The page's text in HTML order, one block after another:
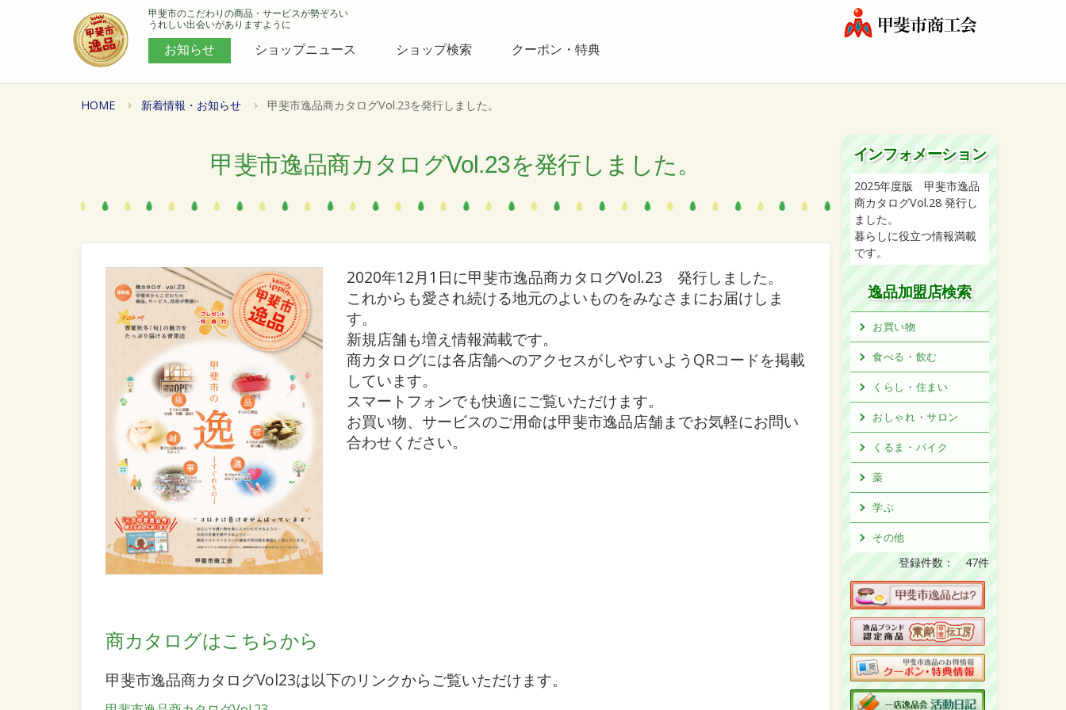
甲斐市のこだわりの商品・サービスが勢ぞろい
うれしい出会いがありますように
お知らせ
ショップニュース ショップ検索 クーポン・特典
HOME 新着情報・お知らせ 甲斐市逸品商カタログVol.23を発行しました。
甲斐市逸品商カタログVol.23を発行しました。
2020年12月1日に甲斐市逸品商カタログVol.23 発行しました。
これからも愛され続ける地元のよいものをみなさまにお届けしま
す。
新規店舗も増え情報満載です。
商カタログには各店舗へのアクセスがしやすいようQRコードを掲載
しています。
スマートフォンでも快適にご覧いただけます。
お買い物、サービスのご用命は甲斐市逸品店舗までお気軽にお問い
合わせください。
商カタログはこちらから
甲斐市逸品商カタログVol23は以下のリンクからご覧いただけます。
インフォメーション
2025年度版 甲斐市逸品
商カタログVol.28 発行し
ました。
暮らしに役立つ情報満載
です。
逸品加盟店検索
お買い物
食べる・飲む
くらし・住まい
おしゃれ・サロン
くるま・バイク
薬
学ぶ
その他
登録件数： 47件